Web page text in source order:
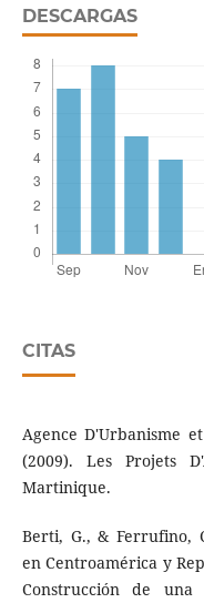
DESCARGAS
CITAS
Agence D'Urbanisme
(2009). Les Projets
Martinique.
Berti, G., & Ferrufino,
en Centroamérica y
Construcción de